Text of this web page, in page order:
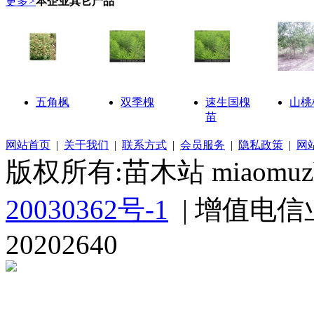
五角枫 双季槐
速生国槐
苗
山
网站首页 | 关于我们 | 联系方式 | 会员服务 | 隐私政策 | 网
版权所有:苗木站
20030362号-1 | 增值电
20202640